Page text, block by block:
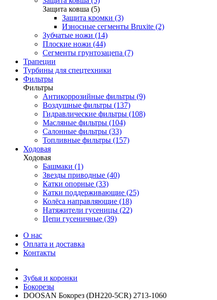
Защита ковша (5)
Защита кромки (3)
Износные сегменты Bruxite (2)
Зубчатые ножи (14)
Плоские ножи (44)
Сегменты грунтозацепа (7)
Трапеции
Турбины для спецтехники
Фильтры
Фильтры
Антикоррозийные фильтры (9)
Воздушные фильтры (137)
Гидравлические фильтры (108)
Масляные фильтры (104)
Салонные фильтры (33)
Топливные фильтры (157)
Ходовая
Ходовая
Башмаки (1)
Звезды приводные (40)
Катки опорные (33)
Катки поддерживающие (25)
Колёса направляющие (18)
Натяжители гусеницы (22)
Цепи гусеничные (39)
О нас
Оплата и доставка
Контакты
Зубья и коронки
Бокорезы
DOOSAN Бокорез (DH220-5CR) 2713-1060